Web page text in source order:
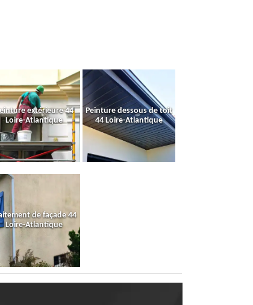
extérieure 44
Loire-Atlantique
Peinture dessous de toit
44 Loire-Atlantique
de façade 44
Loire-Atlantique